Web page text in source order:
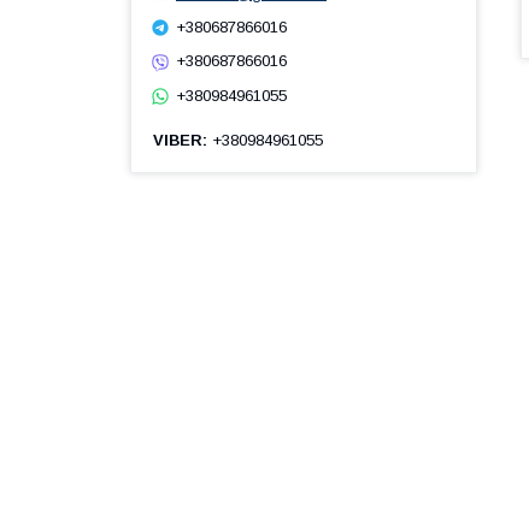
+380687866016
+380687866016
+380984961055
VIBER +380984961055